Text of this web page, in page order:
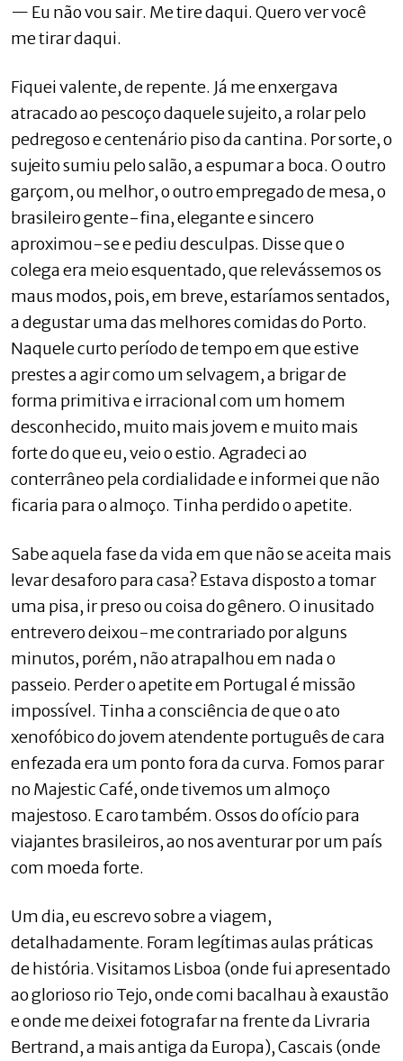
— Eu não vou sair. Me tire daqui. Quero ver você
me tirar daqui.
Fiquei valente, de repente. Já me enxergava
atracado ao pescoço daquele sujeito, a rolar pelo
pedregoso e centenário piso da cantina. Por sorte, o
sujeito sumiu pelo salão, a espumar a boca. O outro
garçom, ou melhor, o outro empregado de mesa, o
brasileiro gente-fina, elegante e sincero
aproximou-se e pediu desculpas. Disse que o
colega era meio esquentado, que relevássemos os
maus modos, pois, em breve, estaríamos sentados,
a degustar uma das melhores comidas do Porto.
Naquele curto período de tempo em que estive
prestes a agir como um selvagem, a brigar de
forma primitiva e irracional com um homem
desconhecido, muito mais jovem e muito mais
forte do que eu, veio o estio. Agradeci ao
conterrâneo pela cordialidade e informei que não
ficaria para o almoço. Tinha perdido o apetite.
Sabe aquela fase da vida em que não se aceita mais
levar desaforo para casa? Estava disposto a tomar
uma pisa, ir preso ou coisa do gênero. O inusitado
entrevero deixou-me contrariado por alguns
minutos, porém, não atrapalhou em nada o
passeio. Perder o apetite em Portugal é missão
impossível. Tinha a consciência de que o ato
xenofóbico do jovem atendente português de cara
enfezada era um ponto fora da curva. Fomos parar
no Majestic Café, onde tivemos um almoço
majestoso. E caro também. Ossos do ofício para
viajantes brasileiros, ao nos aventurar por um país
com moeda forte.
Um dia, eu escrevo sobre a viagem,
detalhadamente. Foram legítimas aulas práticas
de história. Visitamos Lisboa (onde fui apresentado
ao glorioso rio Tejo, onde comi bacalhau à exaustão
e onde me deixei fotografar na frente da Livraria
Bertrand, a mais antiga da Europa), Cascais (onde